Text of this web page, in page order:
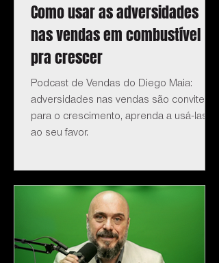
Como usar as adversidades
nas vendas em combustível
pra crescer
Podcast de Vendas do Diego Maia:
adversidades nas vendas são convite
para o crescimento, aprenda a usá-las
ao seu favor.